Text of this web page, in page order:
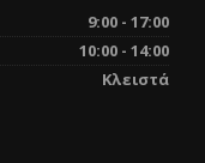
9:00 - 17:00
10:00 - 14:00
Κλειστά